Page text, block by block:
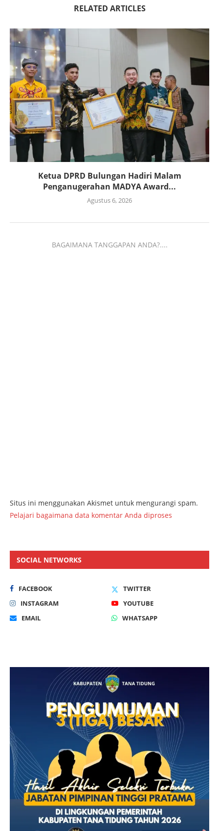
RELATED ARTICLES
Ketua DPRD Bulungan Hadiri Malam
Penganugerahan MADYA Award...
Agustus 6, 2026
BAGAIMANA TANGGAPAN ANDA?....
Situs ini menggunakan Akismet untuk mengurangi spam.
Pelajari bagaimana data komentar Anda diproses
SOCIAL NETWORKS
FACEBOOK
TWITTER
INSTAGRAM
YOUTUBE
EMAIL
WHATSAPP